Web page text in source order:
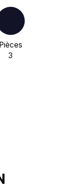
Pièces
3